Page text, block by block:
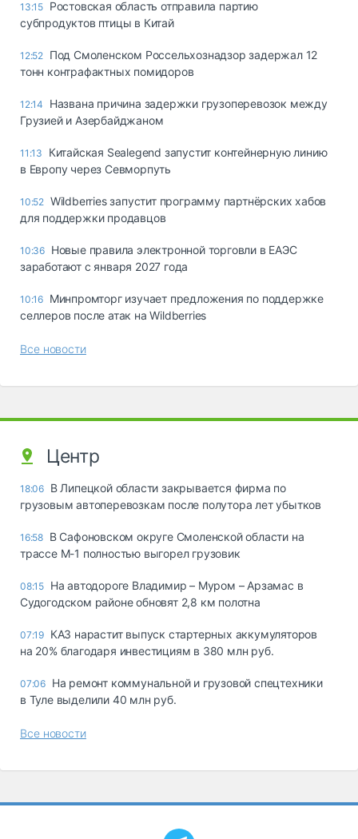
13:15 Ростовская область отправила партию
субпродуктов птицы в Китай
12:52 Под Смоленском Россельхознадзор задержал 12
тонн контрафактных помидоров
12:14
Названа причина задержки грузоперевозок между
Грузией и Азербайджаном
11:13
Китайская Sealegend запустит контейнерную линию
в Европу через Севморпуть
10:52 Wildberries запустит программу партнёрских хабов
для поддержки продавцов
10:36 Новые правила электронной торговли в ЕАЭС
заработают с января 2027 года
10:16 Минпромторг изучает предложения по поддержке
селлеров после атак на Wildberries
Все новости
Центр
18:06 В Липецкой области закрывается фирма по
грузовым автоперевозкам после полутора лет убытков
16:58 В Сафоновском округе Смоленской области на
трассе М-1 полностью выгорел грузовик
08:15 На автодороге Владимир – Муром – Арзамас в
Судогодском районе обновят 2,8 км полотна
07:19 КАЗ нарастит выпуск стартерных аккумуляторов
на 20% благодаря инвестициям в 380 млн руб.
07:06 На ремонт коммунальной и грузовой спецтехники
в Туле выделили 40 млн руб.
Все новости